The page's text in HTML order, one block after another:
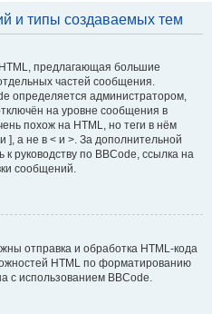
и типы создаваемых тем
предлагающая большие
частей сообщения.
определяется администратором,
на уровне сообщения в
похож на HTML, но теги в нём
], а не в < и >. За дополнительной
руководству по BBCode, ссылка на
сообщений.
отправка и обработка HTML-кода
HTML по форматированию
с использованием BBCode.